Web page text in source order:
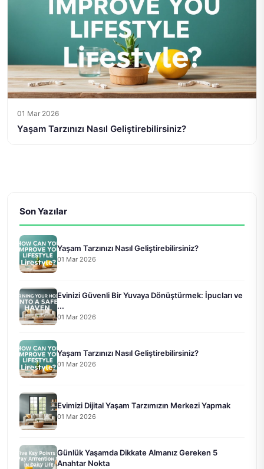
01 Mar 2026
Yaşam Tarzınızı Nasıl Geliştirebilirsiniz?
Son Yazılar
Yaşam Tarzınızı Nasıl Geliştirebilirsiniz?
01 Mar 2026
Evinizi Güvenli Bir Yuvaya Dönüştürmek: İpucları ve
...
01 Mar 2026
Yaşam Tarzınızı Nasıl Geliştirebilirsiniz?
01 Mar 2026
Evimizi Dijital Yaşam Tarzımızın Merkezi Yapmak
01 Mar 2026
Günlük Yaşamda Dikkate Almanız Gereken 5
Anahtar Nokta